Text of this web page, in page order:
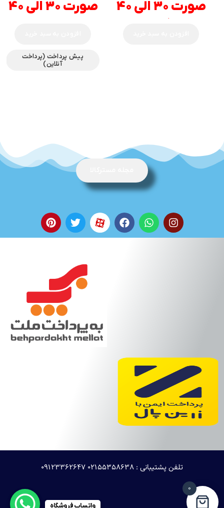
صورت 30 الی 40
پیش پرداخت (پرداخت
آنلاین)
صورت 30 الی 40
تلفن پشتیبانی : 02155358638 ۰۹۱۲۳۳۶۲۶۴۷
واتساپ فروشگاه
0